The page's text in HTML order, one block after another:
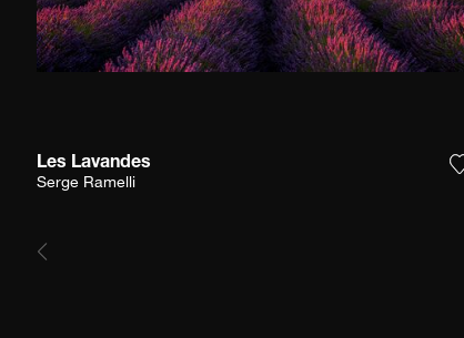
Les Lavandes
Serge Ramelli